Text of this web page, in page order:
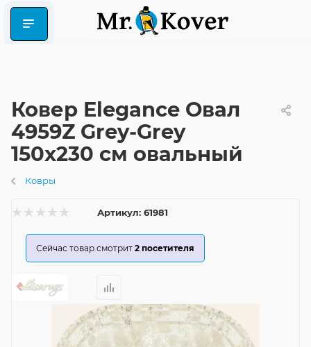
Ковер Elegance Овал
4959Z Grey-Grey
150x230 см овальный
Ковры
Артикул: 61981
Сейчас товар смотрит 2 посетителя